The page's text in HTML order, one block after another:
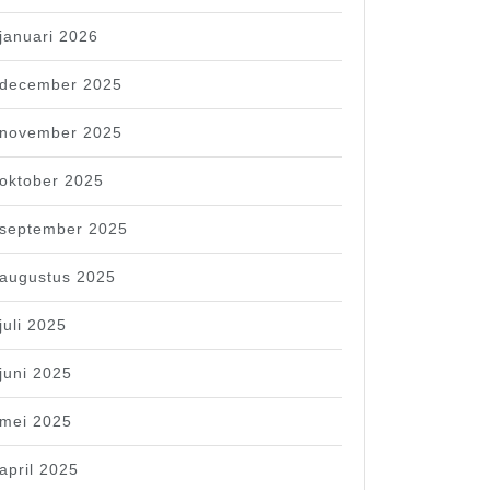
januari 2026
december 2025
november 2025
oktober 2025
september 2025
augustus 2025
juli 2025
juni 2025
mei 2025
april 2025